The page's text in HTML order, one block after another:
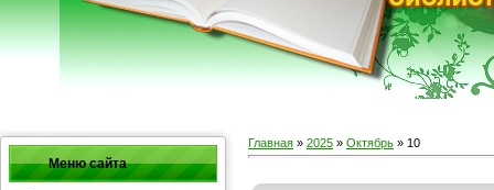
Меню сайта
Главная » 2025 » Октябрь » 10